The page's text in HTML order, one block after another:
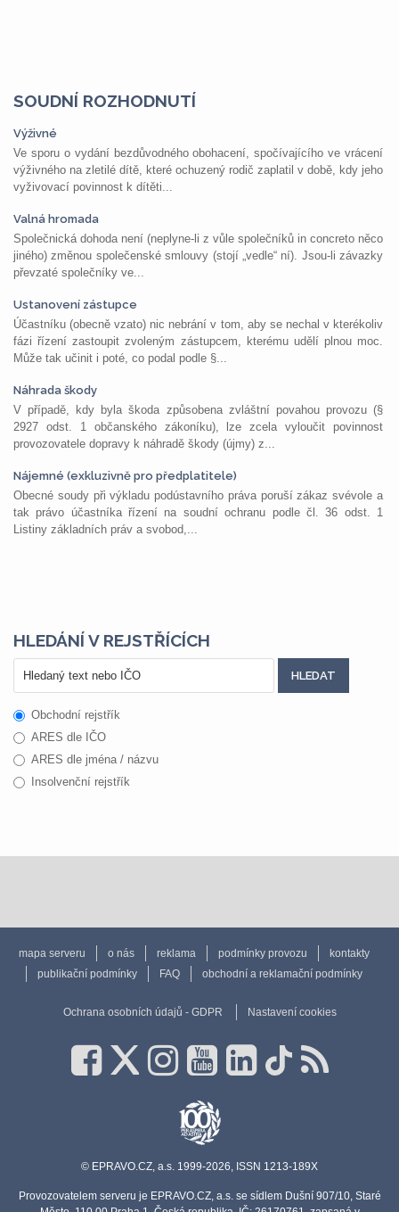
SOUDNÍ ROZHODNUTÍ
Výživné
Ve sporu o vydání bezdůvodného obohacení, spočívajícího ve vrácení
výživného na zletilé dítě, které ochuzený rodič zaplatil v době, kdy jeho
vyživovací povinnost k dítěti...
Valná hromada
Společnická dohoda není (neplyne-li z vůle společníků in concreto něco
jiného) změnou společenské smlouvy (stojí „vedle“ ní). Jsou-li závazky
převzaté společníky ve...
Ustanovení zástupce
Účastníku (obecně vzato) nic nebrání v tom, aby se nechal v kterékoliv
fázi řízení zastoupit zvoleným zástupcem, kterému udělí plnou moc.
Může tak učinit i poté, co podal podle §...
Náhrada škody
V případě, kdy byla škoda způsobena zvláštní povahou provozu (§
2927 odst. 1 občanského zákoníku), lze zcela vyloučit povinnost
provozovatele dopravy k náhradě škody (újmy) z...
Nájemné (exkluzivně pro předplatitele)
Obecné soudy při výkladu podústavního práva poruší zákaz svévole a
tak právo účastníka řízení na soudní ochranu podle čl. 36 odst. 1
Listiny základních práv a svobod,...
HLEDÁNÍ V REJSTŘÍCÍCH
Obchodní rejstřík
ARES dle IČO
ARES dle jména / názvu
Insolvenční rejstřík
mapa serveru o nás reklama podmínky provozu
kontakty
publikační podmínky
FAQ obchodní a reklamační podmínky
Ochrana osobních údajů - GDPR Nastavení cookies
© EPRAVO.CZ, a.s. 1999-2026, ISSN 1213-189X
Provozovatelem serveru je EPRAVO.CZ, a.s. se sídlem Dušní 907/10, Staré